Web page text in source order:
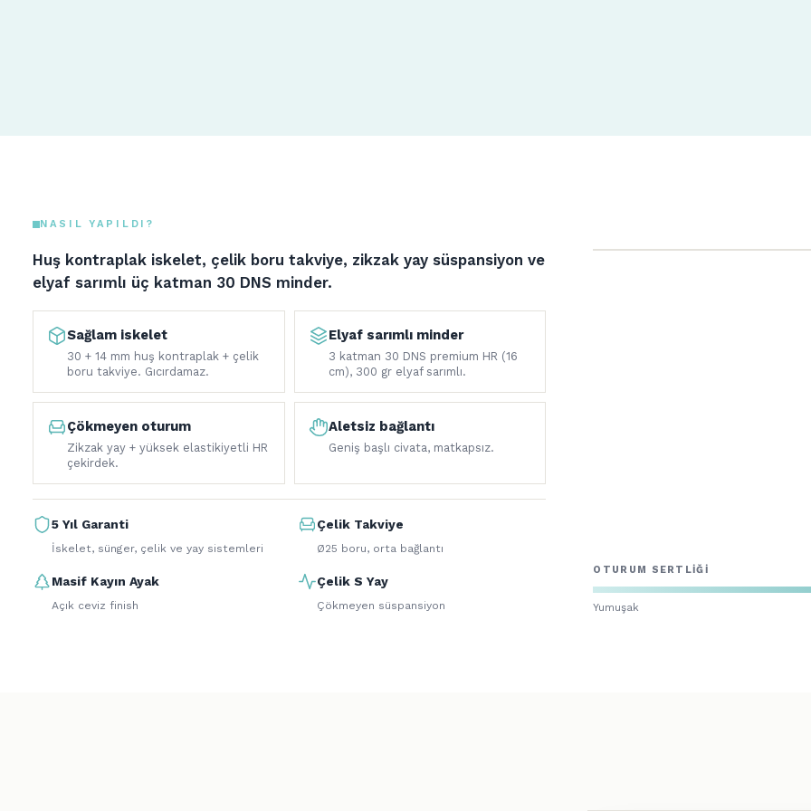
NASIL YAPILDI?
Huş kontraplak iskelet, çelik boru takviye, zikzak yay süspansiyon ve
elyaf sarımlı üç katman 30 DNS minder.
Sağlam iskelet
30 + 14 mm huş kontraplak + çelik
boru takviye. Gıcırdamaz.
Elyaf sarımlı minder
3 katman 30 DNS premium HR (16
cm), 300 gr elyaf sarımlı.
Çökmeyen oturum
Zikzak yay + yüksek elastikiyetli HR
çekirdek.
Aletsiz bağlantı
Geniş başlı civata, matkapsız.
5 Yıl Garanti
İskelet, sünger, çelik ve yay sistemleri
Çelik Takviye
Ø25 boru, orta bağlantı
Masif Kayın Ayak
Açık ceviz finish
Çelik S Yay
Çökmeyen süspansiyon
OTURUM SERTLIĞI
Yumuşak